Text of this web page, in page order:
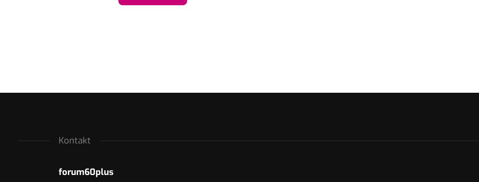
Kontakt
forum60plus